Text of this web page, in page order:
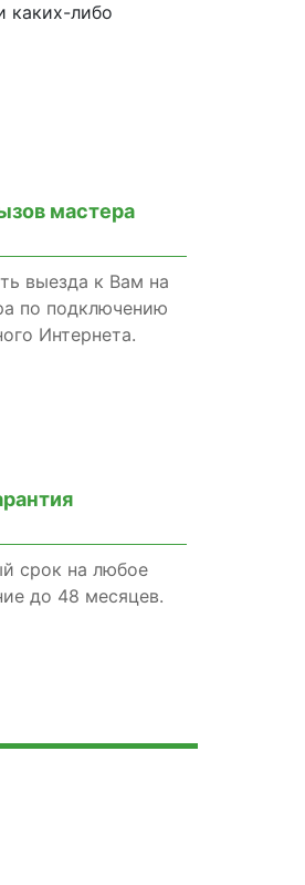
каких-либо
мастера
выезда к Вам на
по подключению
Интернета.
срок на любое
до 48 месяцев.